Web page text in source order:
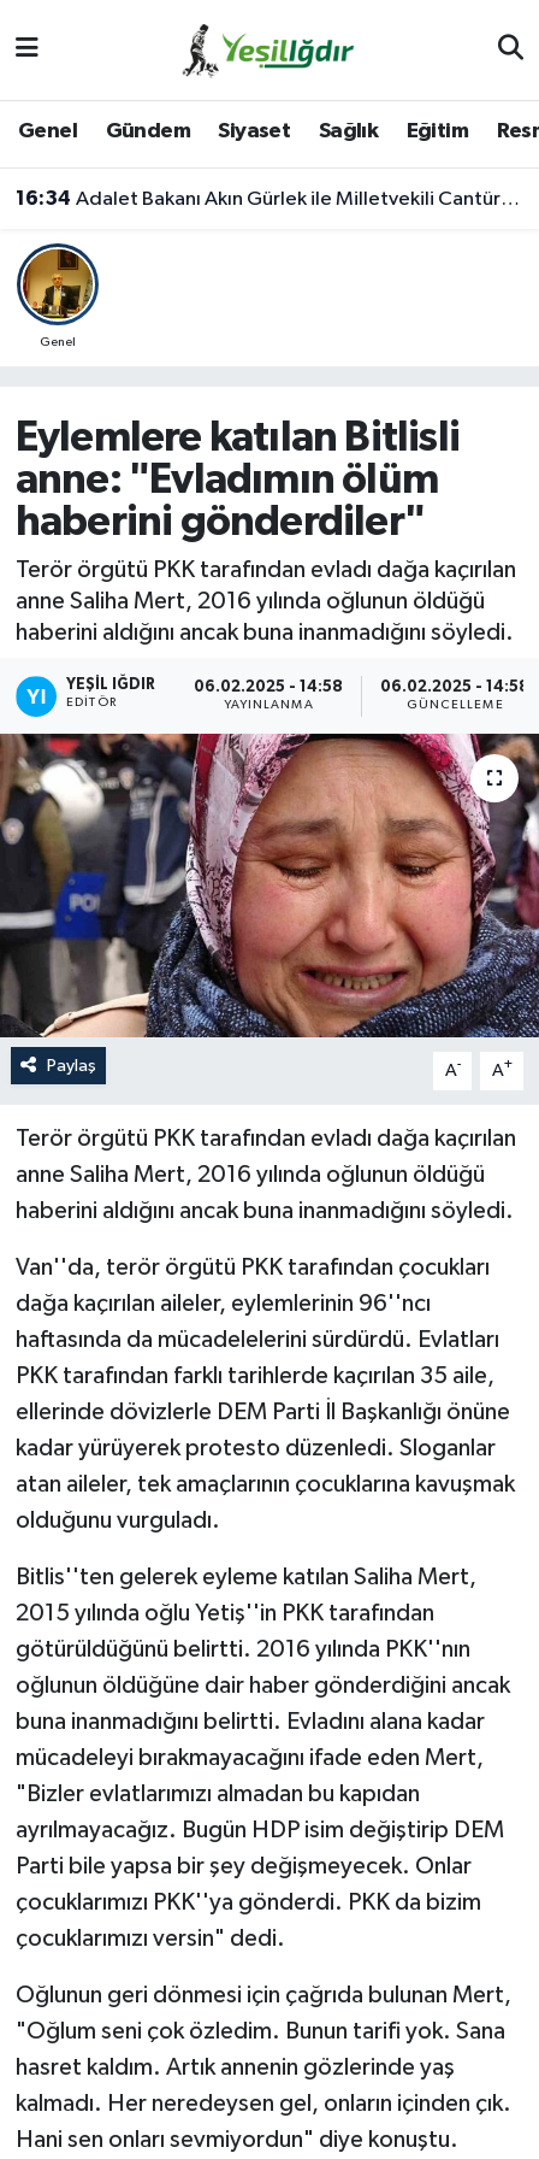
Genel Gündem Siyaset Sağlık Eğitim
16:34 Adalet Bakanı Akın Gürlek ile Milletvekili Cantürk Alagöz Iğdır’a Geliyor
Genel
Eylemlere katılan Bitlisli
anne: "Evladımın ölüm
haberini gönderdiler"
Terör örgütü PKK tarafından evladı dağa kaçırılan
anne Saliha Mert, 2016 yılında oğlunun öldüğü
haberini aldığını ancak buna inanmadığını söyledi.
YEŞIL IĞDIR
EDITÖR
06.02.2025 - 14:58
YAYINLANMA
06.02.2025 - 14:58
GÜNCELLEME
Paylaş A- A+
Terör örgütü PKK tarafından evladı dağa kaçırılan
anne Saliha Mert, 2016 yılında oğlunun öldüğü
haberini aldığını ancak buna inanmadığını söyledi.
Van''da, terör örgütü PKK tarafından çocukları
dağa kaçırılan aileler, eylemlerinin 96''ncı
haftasında da mücadelelerini sürdürdü. Evlatları
PKK tarafından farklı tarihlerde kaçırılan 35 aile,
ellerinde dövizlerle DEM Parti İl Başkanlığı önüne
kadar yürüyerek protesto düzenledi. Sloganlar
atan aileler, tek amaçlarının çocuklarına kavuşmak
olduğunu vurguladı.
Bitlis''ten gelerek eyleme katılan Saliha Mert,
2015 yılında oğlu Yetiş''in PKK tarafından
götürüldüğünü belirtti. 2016 yılında PKK''nın
oğlunun öldüğüne dair haber gönderdiğini ancak
buna inanmadığını belirtti. Evladını alana kadar
mücadeleyi bırakmayacağını ifade eden Mert,
"Bizler evlatlarımızı almadan bu kapıdan
ayrılmayacağız. Bugün HDP isim değiştirip DEM
Parti bile yapsa bir şey değişmeyecek. Onlar
çocuklarımızı PKK''ya gönderdi. PKK da bizim
çocuklarımızı versin" dedi.
Oğlunun geri dönmesi için çağrıda bulunan Mert,
"Oğlum seni çok özledim. Bunun tarifi yok. Sana
hasret kaldım. Artık annenin gözlerinde yaş
kalmadı. Her neredeysen gel, onların içinden çık.
Hani sen onları sevmiyordun" diye konuştu.
Iğdır Trafik Yoğunluk Haritası
Süper Lig Puan Durumu ve Fikstür
Son Dakika Haberleri
Haber Arşivi